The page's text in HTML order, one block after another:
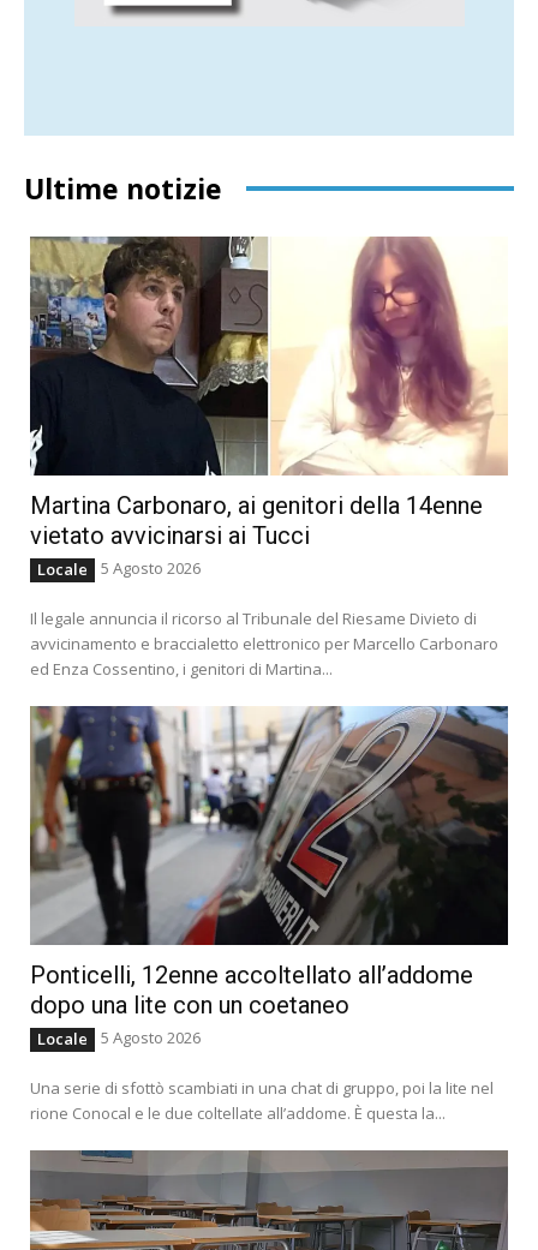
Ultime notizie
Martina Carbonaro, ai genitori della 14enne
vietato avvicinarsi ai Tucci
Locale 5 Agosto 2026
Il legale annuncia il ricorso al Tribunale del Riesame Divieto di
avvicinamento e braccialetto elettronico per Marcello Carbonaro
ed Enza Cossentino, i genitori di Martina...
Ponticelli, 12enne accoltellato all’addome
dopo una lite con un coetaneo
Locale 5 Agosto 2026
Una serie di sfottò scambiati in una chat di gruppo, poi la lite nel
rione Conocal e le due coltellate all’addome. È questa la...